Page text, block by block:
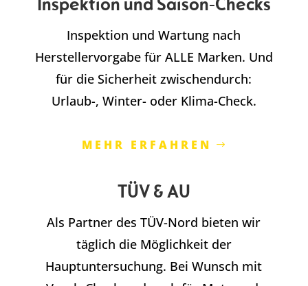
Inspektion und Wartung nach
Herstellervorgabe für ALLE Marken. Und
für die Sicherheit zwischendurch:
Urlaub-, Winter- oder Klima-Check.
MEHR ERFAHREN
TÜV & AU
Als Partner des TÜV-Nord bieten wir
täglich die Möglichkeit der
Hauptuntersuchung. Bei Wunsch mit